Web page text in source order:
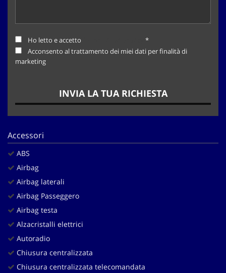
Ho letto e accetto
*
Acconsento al trattamento dei miei dati per finalità di
marketing
INVIA LA TUA RICHIESTA
Accessori
ABS
Airbag
Airbag laterali
Airbag Passeggero
Airbag testa
Alzacristalli elettrici
Autoradio
Chiusura centralizzata
Chiusura centralizzata telecomandata
Cookie di marketing
Leggi
impostazioni